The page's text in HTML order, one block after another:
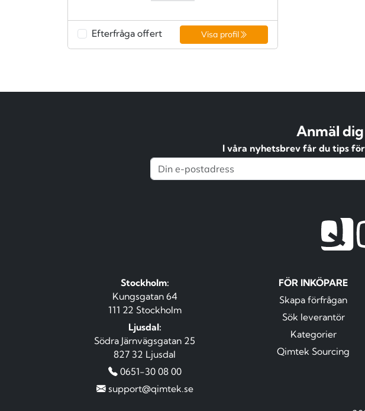
Efterfråga offert Visa profil
Anmäl
I våra nyhetsbrev får du tips
Stockholm:
Kungsgatan 64
111 22 Stockholm
Ljusdal:
Södra Järnvägsgatan 25
827 32 Ljusdal
0651-30 08 00
support@qimtek.se
FÖR INKÖPARE
Skapa förfrågan
Sök leverantör
Kategorier
Qimtek Sourcing